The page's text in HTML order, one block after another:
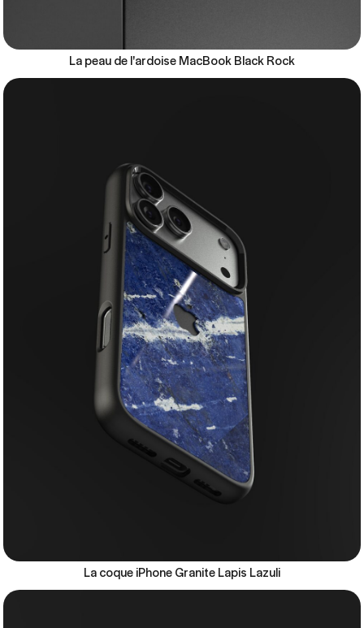
La peau de l'ardoise MacBook Black Rock
La coque iPhone Granite Lapis Lazuli